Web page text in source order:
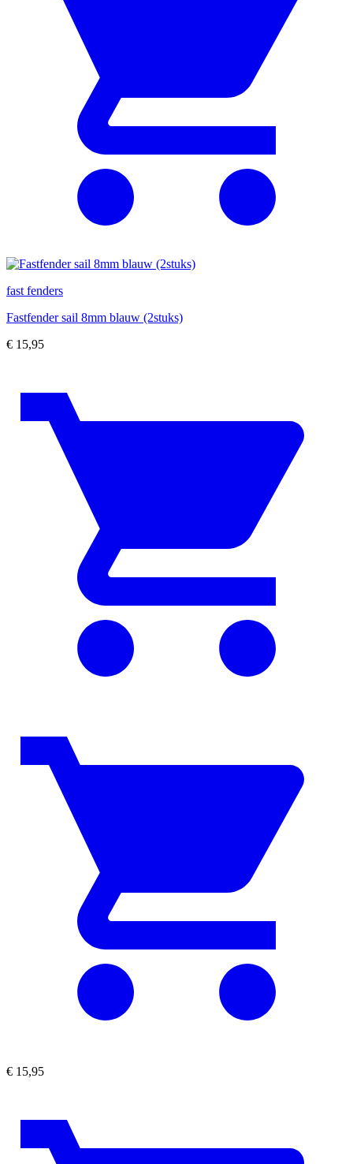
fast fenders
Fastfender sail 8mm blauw (2stuks)
€ 15,95
€ 15,95